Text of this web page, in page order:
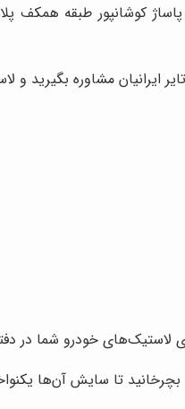
لاستیک‌های خودرو شما در